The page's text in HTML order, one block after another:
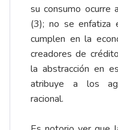
su consumo ocurre
(3); no se enfatiza
cumplen en la
creadores de
la abstracción en
atribuye a los
racional.